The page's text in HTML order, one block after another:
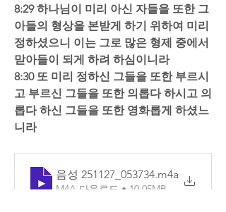
8:29 하나님이 미리 아신 자들을 또한 그
아들의 형상을 본받게 하기 위하여 미리
정하셨으니 이는 그로 많은 형제 중에서
맏아들이 되게 하려 하심이니라
8:30 또 미리 정하신 그들을 또한 부르시
고 부르신 그들을 또한 의롭다 하시고 의
롭다 하신 그들을 또한 영화롭게 하셨느
니라
음성 251127_053734.m4a
M4A 다운로드 • 10.05MB